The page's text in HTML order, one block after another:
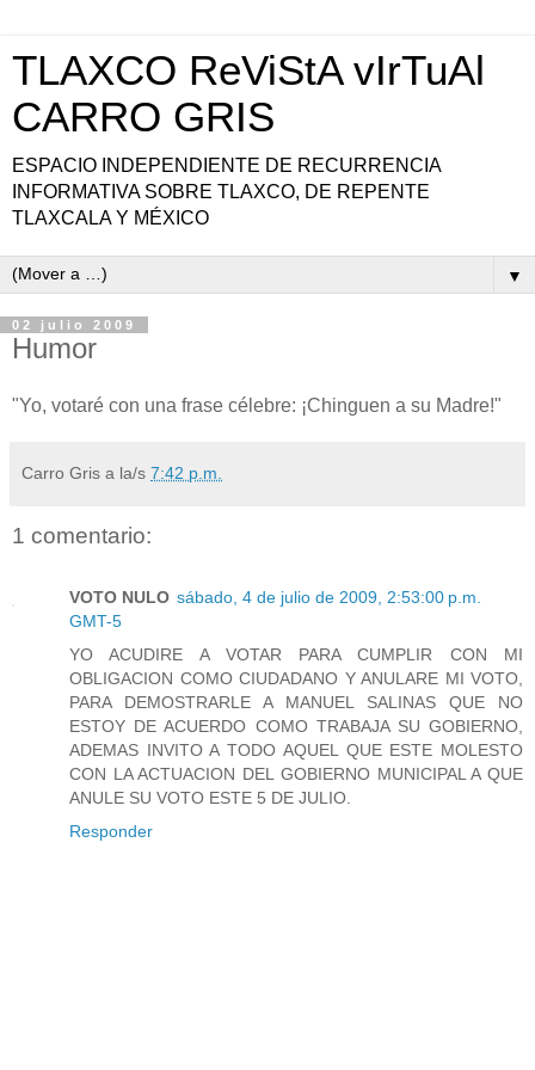
TLAXCO ReViStA vIrTuAl
CARRO GRIS
ESPACIO INDEPENDIENTE DE RECURRENCIA
INFORMATIVA SOBRE TLAXCO, DE REPENTE
TLAXCALA Y MÉXICO
▼
02 julio 2009
Humor
"Yo, votaré con una frase célebre: ¡Chinguen a su Madre!"
Carro Gris a la/s 7:42 p.m.
1 comentario:
VOTO NULO sábado, 4 de julio de 2009, 2:53:00 p.m.
GMT-5
YO ACUDIRE A VOTAR PARA CUMPLIR CON MI
OBLIGACION COMO CIUDADANO Y ANULARE MI VOTO,
PARA DEMOSTRARLE A MANUEL SALINAS QUE NO
ESTOY DE ACUERDO COMO TRABAJA SU GOBIERNO,
ADEMAS INVITO A TODO AQUEL QUE ESTE MOLESTO
CON LA ACTUACION DEL GOBIERNO MUNICIPAL A QUE
ANULE SU VOTO ESTE 5 DE JULIO.
Responder